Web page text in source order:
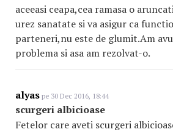
aceeasi ceapa,cea ramasa o
urez sanatate si va asigur ca
parteneri,nu este de glumit.Am
problema si asa am rezolvat-o.
alyas pe 30 Dec 2016, 18:44
scurgeri albicioase
Fetelor care aveti scurgeri